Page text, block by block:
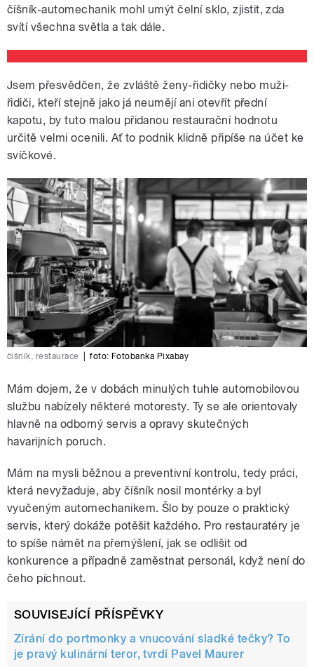
číšník-automechanik mohl umýt čelní sklo, zjistit, zda
svítí všechna světla a tak dále.
Jsem přesvědčen, že zvláště ženy-řidičky nebo muži-
řidiči, kteří stejně jako já neumějí ani otevřít přední
kapotu, by tuto malou přidanou restaurační hodnotu
určitě velmi ocenili. Ať to podnik klidně připíše na účet ke
svíčkové.
číšník, restaurace foto: Fotobanka Pixabay
Mám dojem, že v dobách minulých tuhle automobilovou
službu nabízely některé motoresty. Ty se ale orientovaly
hlavně na odborný servis a opravy skutečných
havarijních poruch.
Mám na mysli běžnou a preventivní kontrolu, tedy práci,
která nevyžaduje, aby číšník nosil montérky a byl
vyučeným automechanikem. Šlo by pouze o praktický
servis, který dokáže potěšit každého. Pro restauratéry je
to spíše námět na přemýšlení, jak se odlišit od
konkurence a případně zaměstnat personál, když není do
čeho píchnout.
SOUVISEJÍCÍ PŘÍSPĚVKY
Zírání do portmonky a vnucování sladké tečky? To
je pravý kulinární teror, tvrdí Pavel Maurer